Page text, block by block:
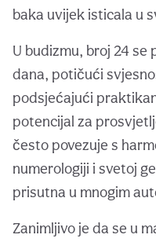
baka uvijek isticala u
U budizmu, broj 24 se
dana, potičući
podsjećajući
potencijal za
često povezuje s
numerologiji i svetoj
prisutna u mnogim
Zanimljivo je da se u